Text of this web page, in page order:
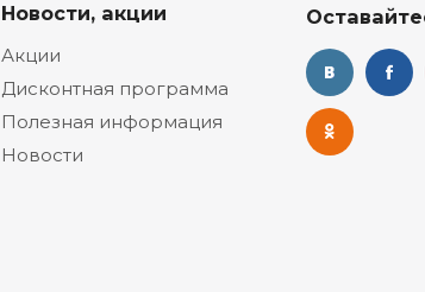
Новости, акции
Акции
Дисконтная программа
Полезная информация
Новости